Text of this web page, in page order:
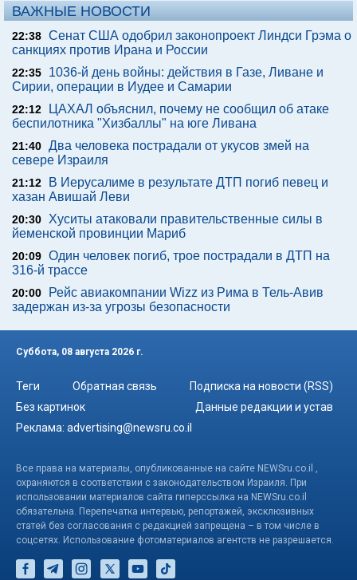
ВАЖНЫЕ НОВОСТИ
22:38 Сенат США одобрил законопроект Линдси Грэма о
санкциях против Ирана и России
22:35
1036-й день войны: действия в Газе, Ливане и
Сирии, операции в Иудее и Самарии
22:12
ЦАХАЛ объяснил, почему не сообщил об атаке
беспилотника "Хизбаллы" на юге Ливана
21:40 Два человека пострадали от укусов змей на
севере Израиля
21:12
В Иерусалиме в результате ДТП погиб певец и
хазан Авишай Леви
20:30
Хуситы атаковали правительственные силы в
йеменской провинции Мариб
20:09 Один человек погиб, трое пострадали в ДТП на
316-й трассе
20:00
Рейс авиакомпании Wizz из Рима в Тель-Авив
задержан из-за угрозы безопасности
Суббота, 08 августа 2026 г.
Теги Обратная связь
Подписка на новости (RSS)
Без картинок
Данные редакции и устав
Реклама: advertising@newsru.co.il
Все права на материалы, опубликованные на сайте NEWSru.co.il ,
охраняются в соответствии с законодательством Израиля. При
использовании материалов сайта гиперссылка на NEWSru.co.il
обязательна. Перепечатка интервью, репортажей, эксклюзивных
статей без согласования с редакцией запрещена – в том числе в
соцсетях. Использование фотоматериалов агентств не разрешается.